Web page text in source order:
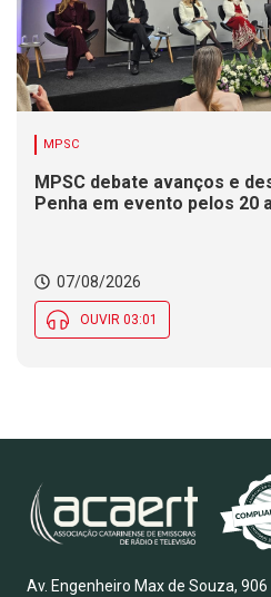
MPSC
MPSC debate avanços e
Penha em evento pelos 20
07/08/2026
OUVIR 03:01
Av. Engenheiro Max de Souza, 906